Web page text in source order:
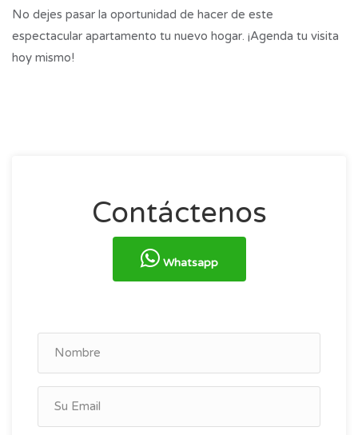
No dejes pasar la oportunidad de hacer de este
espectacular apartamento tu nuevo hogar. ¡Agenda tu visita
hoy mismo!
Contáctenos
Whatsapp